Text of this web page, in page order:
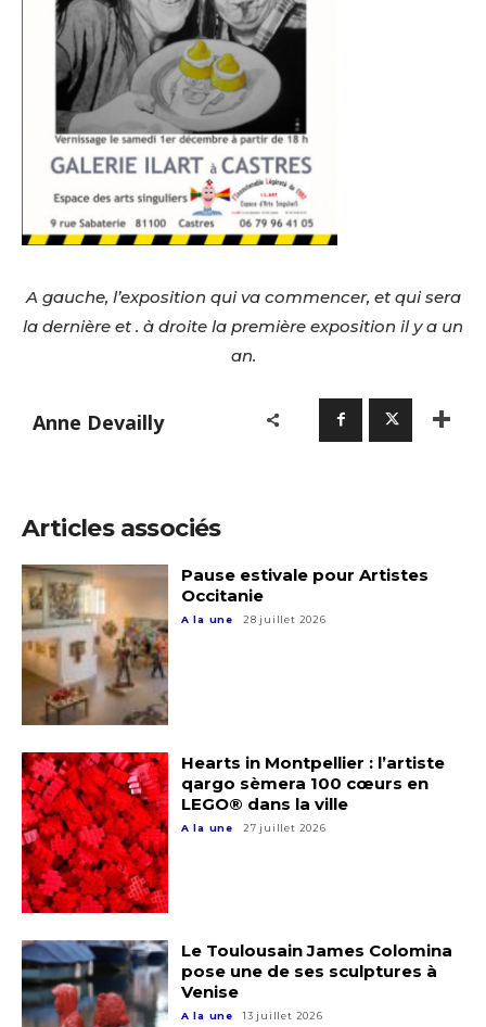
Adresse email*
Nom
Statut / Organisation
J'accepte lestermes et conditions
* Champ obligatoire
Adresse email*
Nom
Prénom
Statut / Organisation
A gauche, l’exposition qui va commencer, et qui sera
la dernière et . à droite la première exposition il y a un
an.
Anne Devailly
Articles associés
Pause estivale pour Artistes
Occitanie
A la une 28 juillet 2026
Hearts in Montpellier : l’artiste
qargo sèmera 100 cœurs en
LEGO® dans la ville
A la une 27 juillet 2026
Le Toulousain James Colomina
pose une de ses sculptures à
Venise
A la une 13 juillet 2026